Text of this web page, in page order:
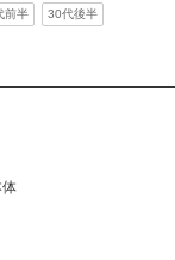
前半 30代後半
体